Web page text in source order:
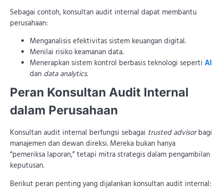
Sebagai contoh, konsultan audit internal dapat membantu
perusahaan:
Menganalisis efektivitas sistem keuangan digital.
Menilai risiko keamanan data.
Menerapkan sistem kontrol berbasis teknologi seperti AI
dan data analytics.
Peran Konsultan Audit Internal
dalam Perusahaan
Konsultan audit internal berfungsi sebagai trusted advisorbagi
manajemen dan dewan direksi. Mereka bukan hanya
“pemeriksa laporan,” tetapi mitra strategis dalam pengambilan
keputusan.
Berikut peran penting yang dijalankan konsultan audit internal: